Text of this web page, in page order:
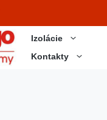
Izolácie
Kontakty